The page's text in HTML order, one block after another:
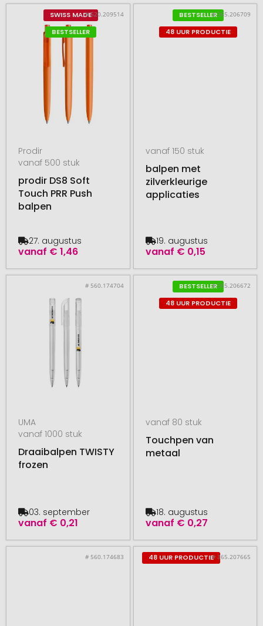
SWISS MADE
BESTSELLER
# 520.209514
Prodir
vanaf 500 stuk
prodir DS8 Soft
Touch PRR Push
balpen
vanaf € 1,46
27. augustus
BESTSELLER
48 UUR PRODUCTIE
# 365.206709
vanaf 150 stuk
balpen met
zilverkleurige
applicaties
vanaf € 0,15
19. augustus
# 560.174704
UMA
vanaf 1000 stuk
Draaibalpen TWISTY
frozen
vanaf € 0,21
03. september
BESTSELLER
48 UUR PRODUCTIE
# 365.206672
vanaf 80 stuk
Touchpen van
metaal
vanaf € 0,27
18. augustus
# 560.174683 48 UUR PRODUCTIE# 365.207665